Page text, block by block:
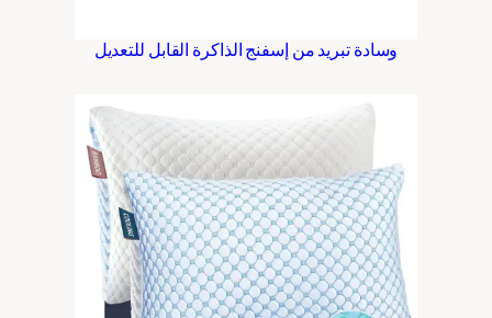
وسادة تبريد من إسفنج الذاكرة القابل للتعديل